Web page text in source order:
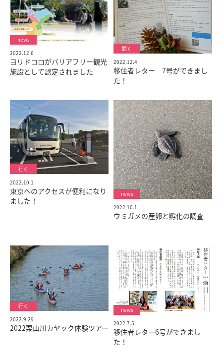
2022.12.6
ヨリドコロがバリアフリー観光
施設として認定されました
2022.12.4
移住者レター 7号ができまし
た！
2022.10.1
東京へのアクセスが便利になり
ました！
2022.10.1
ウミガメの産卵と孵化の調査
2022.9.29
2022栗山川カヤック体験ツアー 2022.7.5
移住者レター6号ができまし
た！